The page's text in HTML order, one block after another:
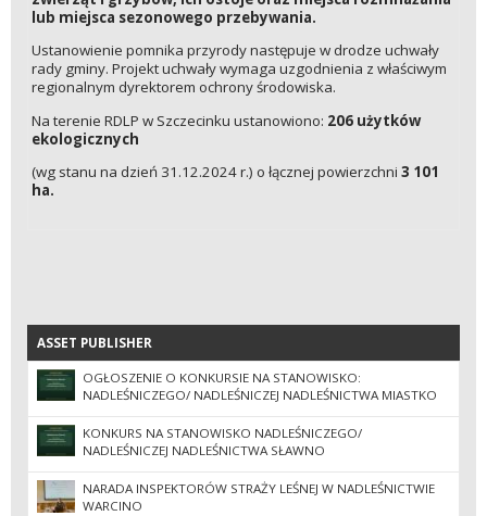
lub miejsca sezonowego przebywania.
Ustanowienie pomnika przyrody następuje w drodze uchwały
rady gminy. Projekt uchwały wymaga uzgodnienia z właściwym
regionalnym dyrektorem ochrony środowiska.
Na terenie RDLP w Szczecinku ustanowiono: 206 użytków
ekologicznych
(wg stanu na dzień 31.12.2024 r.) o łącznej powierzchni 3 101
ha.
ASSET PUBLISHER
ASSET PUBLISHER
OGŁOSZENIE O KONKURSIE NA STANOWISKO:
NADLEŚNICZEGO/ NADLEŚNICZEJ NADLEŚNICTWA MIASTKO
KONKURS NA STANOWISKO NADLEŚNICZEGO/
NADLEŚNICZEJ NADLEŚNICTWA SŁAWNO
NARADA INSPEKTORÓW STRAŻY LEŚNEJ W NADLEŚNICTWIE
WARCINO